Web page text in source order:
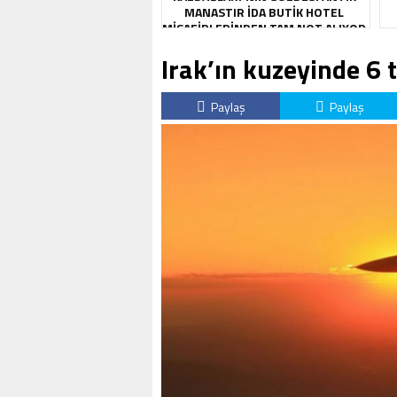
MANASTIR İDA BUTIK HOTEL
MISAFIRLERINDEN TAM NOT ALIYOR
Irak’ın kuzeyinde
Paylaş Paylaş